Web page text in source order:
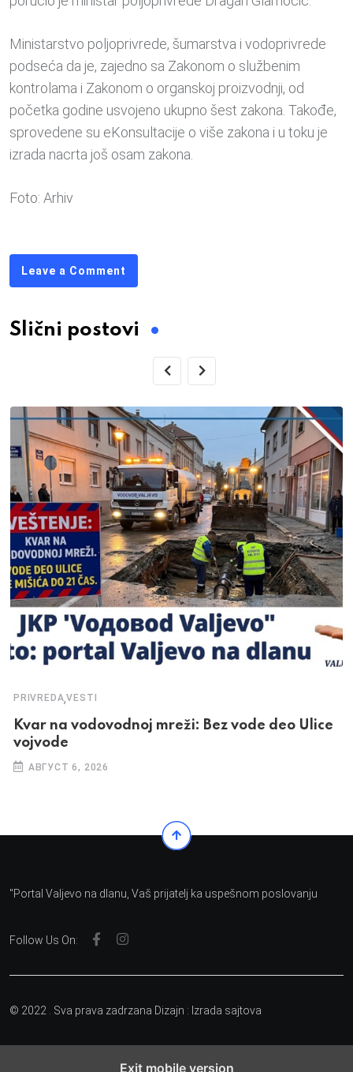
Ministarstvo poljoprivrede, šumarstva i vodoprivrede
podseća da je, zajedno sa Zakonom o službenim
kontrolama i Zakonom o organskoj proizvodnji, od
početka godine usvojeno ukupno šest zakona. Takođe,
sprovedene su eKonsultacije o više zakona i u toku je
izrada nacrta još osam zakona.
Foto: Arhiv
Leave a Comment
Slični postovi
PRIVREDA,VESTI
Kvar na vodovodnoj mreži: Bez vode deo Ulice
vojvode
АВГУСТ 6, 2026
"Portal Valjevo na dlanu, Vaš prijatelj ka uspešnom poslovanju
Follow Us On:
© 2022 . Sva prava zadrzana Dizajn : Izrada sajtova
Exit mobile version